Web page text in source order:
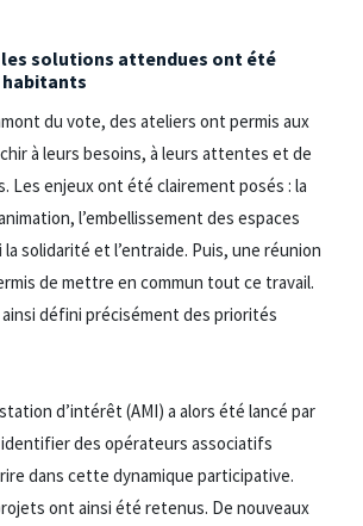
solutions attendues ont été
habitants
du vote, des ateliers ont permis aux
à leurs besoins, à leurs attentes et de
Les enjeux ont été clairement posés : la
l’embellissement des espaces
la solidarité et l’entraide. Puis, une réunion
de mettre en commun tout ce travail.
défini précisément des priorités
d’intérêt (AMI) a alors été lancé par
des opérateurs associatifs
dans cette dynamique participative.
ont ainsi été retenus. De nouveaux